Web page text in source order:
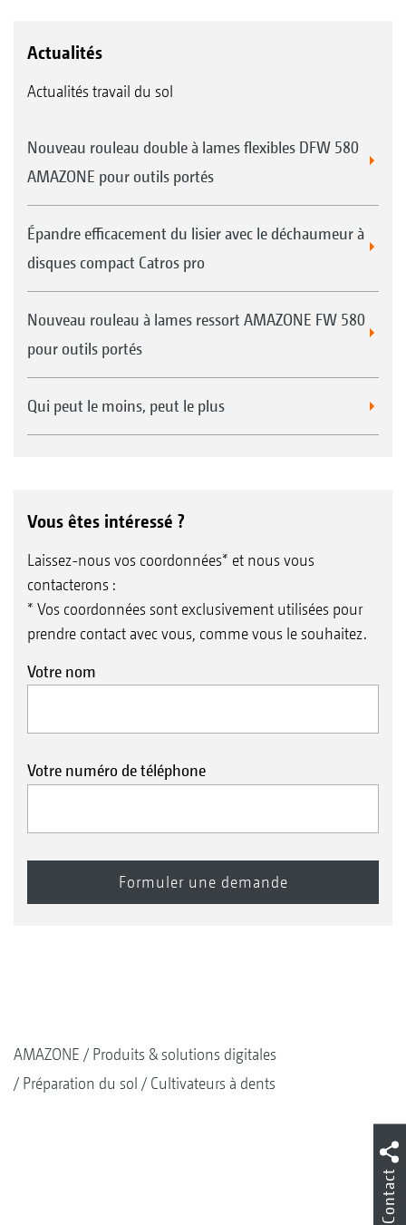
Actualités
Actualités travail du sol
Nouveau rouleau double à lames flexibles DFW 580
AMAZONE pour outils portés
Épandre efficacement du lisier avec le déchaumeur à
disques compact Catros pro
Nouveau rouleau à lames ressort AMAZONE FW 580
pour outils portés
Qui peut le moins, peut le plus
Vous êtes intéressé ?
Laissez-nous vos coordonnées* et nous vous
contacterons :
* Vos coordonnées sont exclusivement utilisées pour
prendre contact avec vous, comme vous le souhaitez.
Votre nom
Votre numéro de téléphone
AMAZONE
Produits & solutions digitales
Préparation du sol
Cultivateurs à dents
Contact